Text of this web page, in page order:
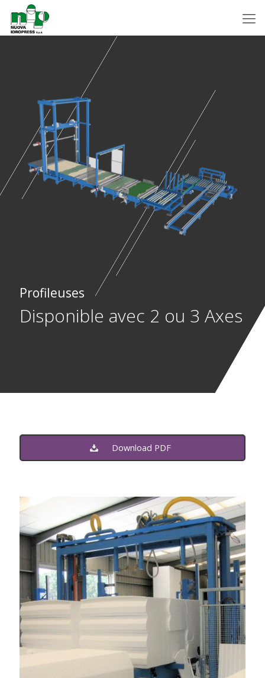
Profileuses
Disponible avec 2 ou 3 Axes
Download PDF